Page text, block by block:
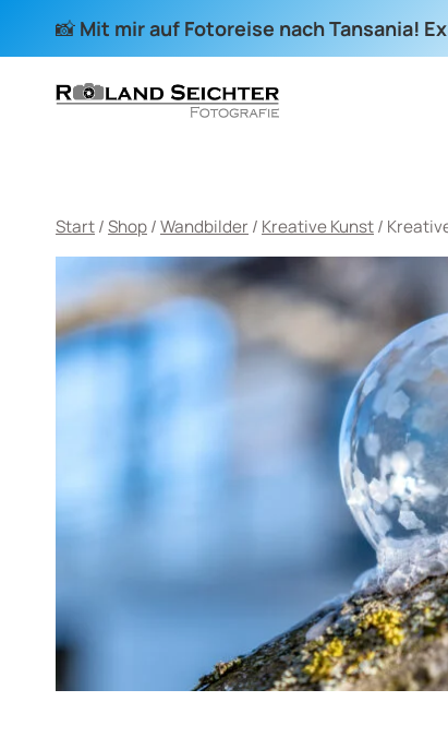
📸 Mit mir auf Fotoreise nach Tansania!
Start/Shop/Wandbilder / Kreative Kunst/